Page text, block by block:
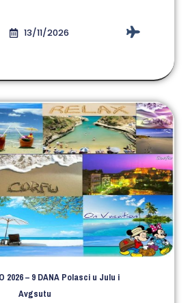
13/11/2026
2026 – 9 DANA Polasci u Julu i
Avgsutu